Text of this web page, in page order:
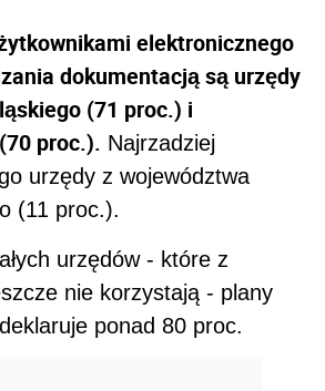
elektronicznego
dokumentacją są urzędy
(71 proc.) i
proc.). Najrzadziej
urzędy z województwa
(11 proc.).
urzędów - które z
nie korzystają - plany
ponad 80 proc.